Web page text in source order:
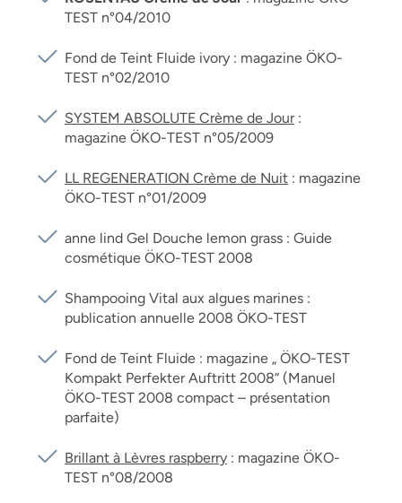
TEST n°04/2010
Fond de Teint Fluide ivory : magazine ÖKO-
TEST n°02/2010
SYSTEM ABSOLUTE Crème de Jour:
magazine ÖKO-TEST n°05/2009
LL REGENERATION Crème de Nuit : magazine
ÖKO-TEST n°01/2009
anne lind Gel Douche lemon grass : Guide
cosmétique ÖKO-TEST 2008
Shampooing Vital aux algues marines :
publication annuelle 2008 ÖKO-TEST
Fond de Teint Fluide : magazine „ ÖKO-TEST
Kompakt Perfekter Auftritt 2008“ (Manuel
ÖKO-TEST 2008 compact – présentation
parfaite)
Brillant à Lèvres raspberry : magazine ÖKO-
TEST n°08/2008